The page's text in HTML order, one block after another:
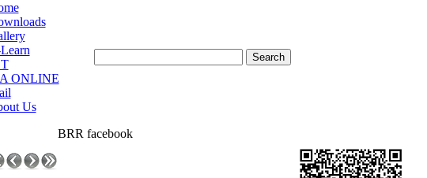
ONLINE
Us
BRR facebook